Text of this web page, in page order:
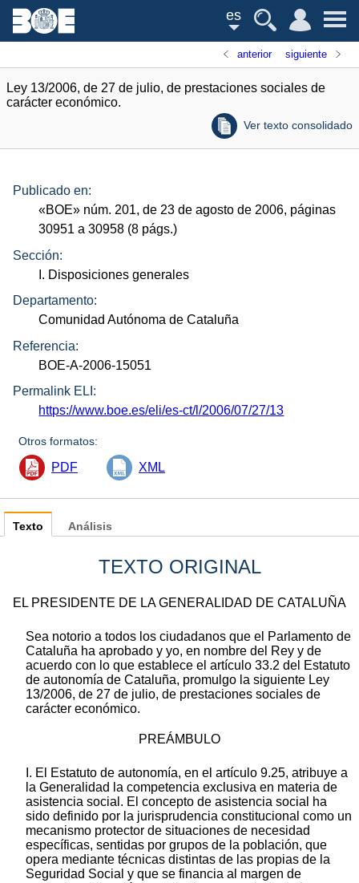
es
anterior siguiente
Ley 13/2006, de 27 de julio, de prestaciones sociales de
carácter económico.
Ver texto consolidado
Publicado en:
«BOE» núm. 201, de 23 de agosto de 2006, páginas
30951 a 30958 (8 págs.)
Sección:
I. Disposiciones generales
Departamento:
Comunidad Autónoma de Cataluña
Referencia:
BOE-A-2006-15051
Permalink ELI:
https://www.boe.es/eli/es-ct/l/2006/07/27/13
Otros formatos:
PDF XML
Texto
TEXTO ORIGINAL
EL PRESIDENTE DE LA GENERALIDAD DE CATALUÑA
Sea notorio a todos los ciudadanos que el Parlamento de
Cataluña ha aprobado y yo, en nombre del Rey y de
acuerdo con lo que establece el artículo 33.2 del Estatuto
de autonomía de Cataluña, promulgo la siguiente Ley
13/2006, de 27 de julio, de prestaciones sociales de
carácter económico.
PREÁMBULO
I. El Estatuto de autonomía, en el artículo 9.25, atribuye a
la Generalidad la competencia exclusiva en materia de
asistencia social. El concepto de asistencia social ha
sido definido por la jurisprudencia constitucional como un
mecanismo protector de situaciones de necesidad
específicas, sentidas por grupos de la población, que
opera mediante técnicas distintas de las propias de la
Seguridad Social y que se financia al margen de
Análisis